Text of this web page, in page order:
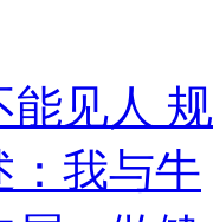
能见人 规
：我与牛